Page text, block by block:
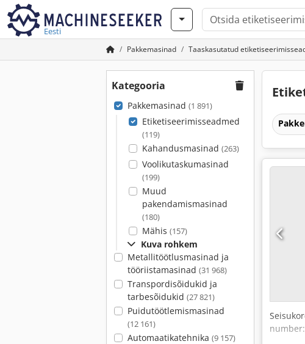
Eesti
Pakkemasinad Taaskasutatud
Kategooria
Pakkemasinad (1 891)
Etiketiseerimisseadmed
(119)
Kahandusmasinad (263)
Voolikutaskumasinad
(199)
Muud
pakendamismasinad
(180)
Mähis (157)
Kuva rohkem
Metallitöötlusmasinad ja
tööriistamasinad (31 968)
Transpordisõidukid ja
tarbesõidukid (27 821)
Puidutöötlemismasinad
(12 161)
Automaatikatehnika (9 157)
number: